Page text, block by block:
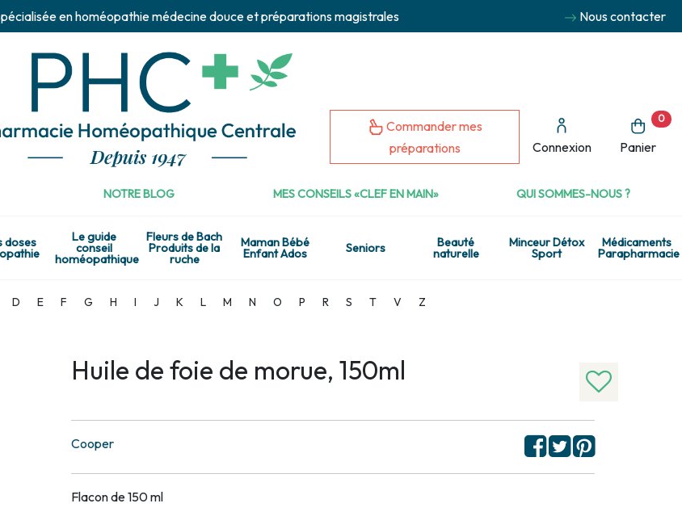
en homéopathie médecine douce et préparations magistrales Nous contacter
Commander mes
préparations
Connexion Panier
0
NOTRE BLOG MES CONSEILS «CLEF EN MAIN» QUI SOMMES-NOUS ?
doses Le guide
conseil
homéopathique
Fleurs de Bach
Produits de la
ruche
Maman Bébé
Enfant Ados Seniors Beauté
naturelle
Minceur Détox
Sport
Médicaments
Parapharmacie
D E F G H I J K L M N O P R S T V Z
Huile de foie de morue, 150ml
Cooper
Flacon de 150 ml